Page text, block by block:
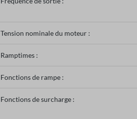
Tension nominale du moteur :
Ramptimes :
Fonctions de rampe :
Fonctions de surcharge :